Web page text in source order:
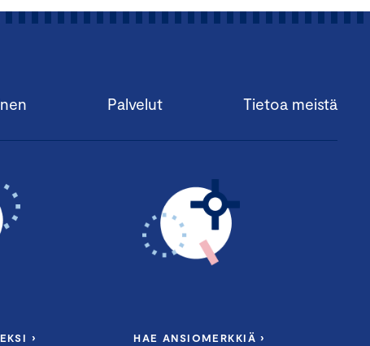
Palvelut Tietoa meistä
› HAE ANSIOMERKKIÄ ›